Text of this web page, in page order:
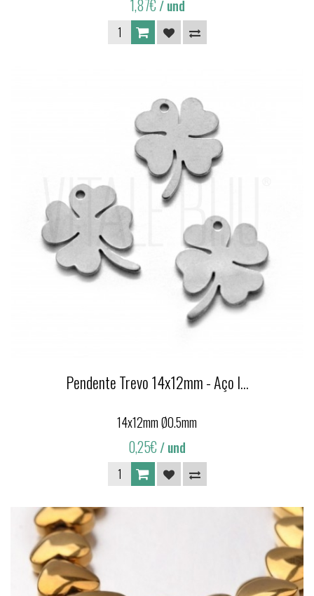
1,87€/ und
Pendente Trevo 14x12mm - Aço I...
14x12mm Ø0.5mm
0,25€/ und